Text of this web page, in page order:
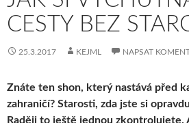
CESTY BEZ
25.3.2017 KEJML NAPSAT
Znáte ten shon, který nastává před
zahraničí? Starosti, zda jste si
Raději to ještě jednou zkontrolujete.